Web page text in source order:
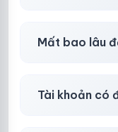
ràng trước khi
Mất bao lâu
toán thành
Tài khoản có